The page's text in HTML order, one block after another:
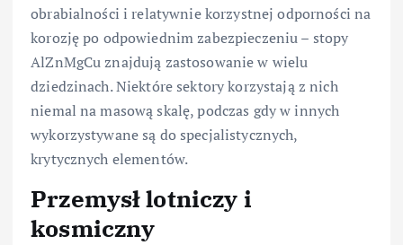
obrabialności i relatywnie korzystnej odporności na
korozję po odpowiednim zabezpieczeniu – stopy
AlZnMgCu znajdują zastosowanie w wielu
dziedzinach. Niektóre sektory korzystają z nich
niemal na masową skalę, podczas gdy w innych
wykorzystywane są do specjalistycznych,
krytycznych elementów.
Przemysł lotniczy i
kosmiczny